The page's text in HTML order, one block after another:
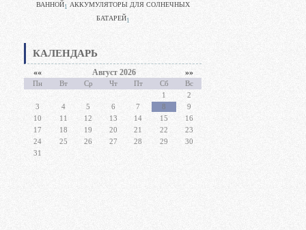
ВАННОЙ1 АККУМУЛЯТОРЫ ДЛЯ СОЛНЕЧНЫХ
БАТАРЕЙ1
КАЛЕНДАРЬ
«« Август 2026 »»
Пн Вт Ср Чт Пт Сб
Вс
1
2
3
4 5 6 7 8
9
10
11 12 13 14 15
16
17
18 19 20 21 22
23
24
25 26 27 28 29
30
31